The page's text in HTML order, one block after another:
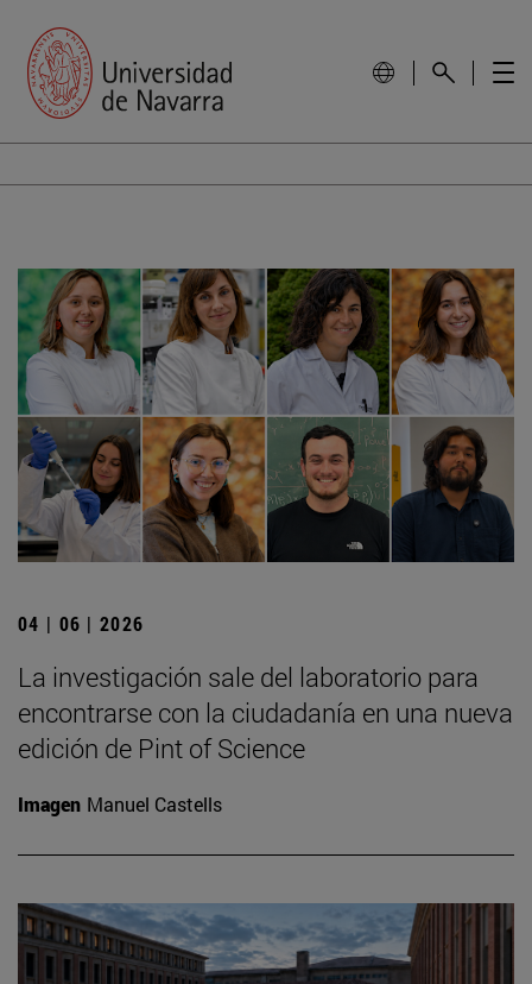
04 | 06 | 2026
La investigación sale del laboratorio para
encontrarse con la ciudadanía en una nueva
edición de Pint of Science
Imagen Manuel Castells